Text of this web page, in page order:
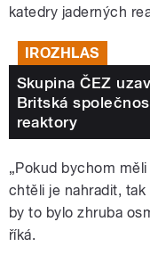
katedry jaderných
IROZHLAS
Skupina ČEZ
Britská
reaktory
„Pokud bychom
chtěli je nahradit,
by to bylo zhruba
říká.